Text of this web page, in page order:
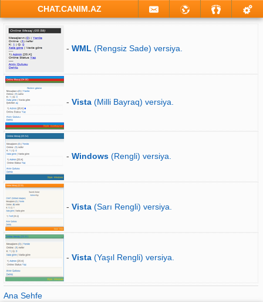
CHAT.CANIM.AZ
- WML (Rengsiz Sade) versiya.
- Vista (Milli Bayraq) versiya.
- Windows (Rengli) versiya.
- Vista (Sarı Rengli) versiya.
- Vista (Yaşıl Rengli) versiya.
Ana Sehfe